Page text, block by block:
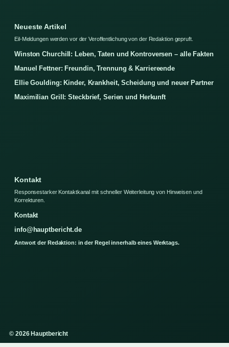
Neueste Artikel
Eil-Meldungen werden vor der Veroffentlichung von der Redaktion gepruft.
Winston Churchill: Leben, Taten und Kontroversen – alle Fakten
Manuel Fettner: Freundin, Trennung & Karriereende
Ellie Goulding: Kinder, Krankheit, Scheidung und neuer Partner
Maximilian Grill: Steckbrief, Serien und Herkunft
Kontakt
Responsestarker Kontaktkanal mit schneller Weiterleitung von Hinweisen und
Korrekturen.
Kontakt
info@hauptbericht.de
Antwort der Redaktion: in der Regel innerhalb eines Werktags.
© 2026 Hauptbericht